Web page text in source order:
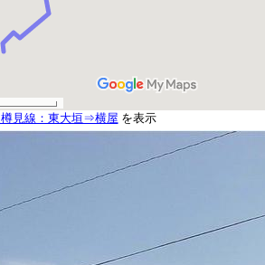
見線：東大垣⇒横屋 を表示